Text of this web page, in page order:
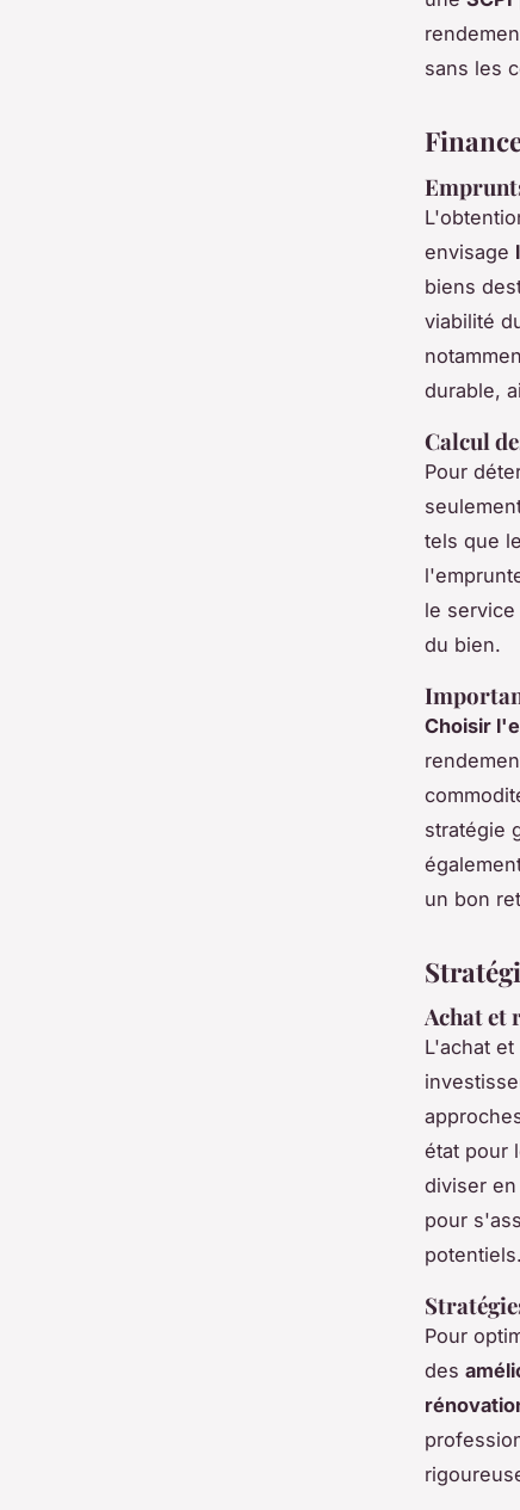
sans les
envisage
biens
viabilité
durable,
Calcul
Pour
tels que
le
du bien.
Choisir
stratégie
un bon
Achat et
L'achat
état pour
diviser en
pour
potentiels.
Pour
des